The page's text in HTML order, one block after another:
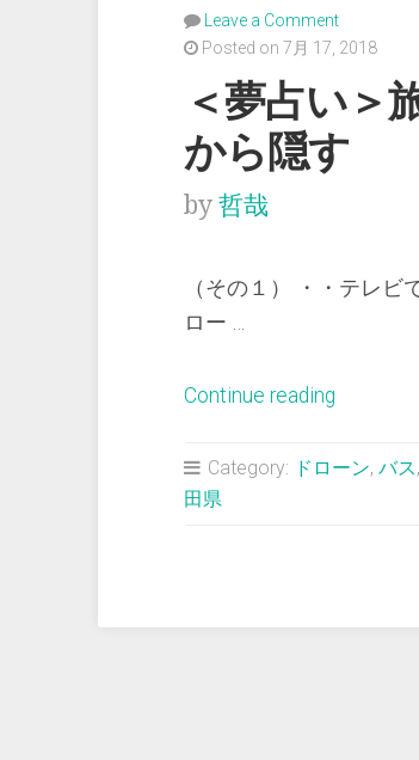
Leave a Comment
Posted on 7月 17, 2018
＜夢占い＞
から隠す
by 哲哉
（その１） ・・テレ
ロー …
Continue reading
占
Category: ドローン, バス,
田県